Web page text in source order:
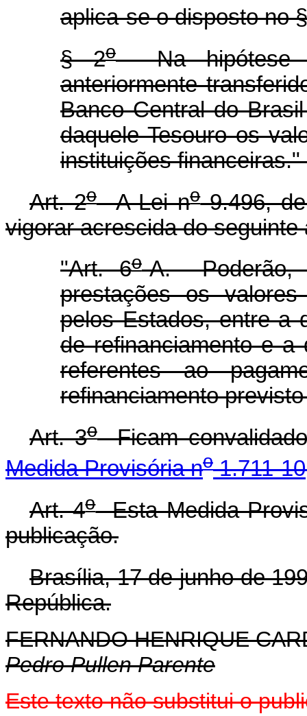
aplica-se o disposto no
§ 2oNa hipótese
anteriormente
Banco Central do
daquele Tesouro os
instituições financeiras."
Art. 2oA Lei no9.496,
vigorar acrescida do seguinte
"Art. 6o-A. Poderão,
prestações os valores
pelos Estados, entre a
de refinanciamento e
referentes ao
refinanciamento
Art. 3oFicam
Medida Provisória no1.711-
Art. 4oEsta Medida
publicação.
Brasília, 17 de junho de
República.
FERNANDO HENRIQUE
Pedro Pullen Parente
Este texto não substitui o